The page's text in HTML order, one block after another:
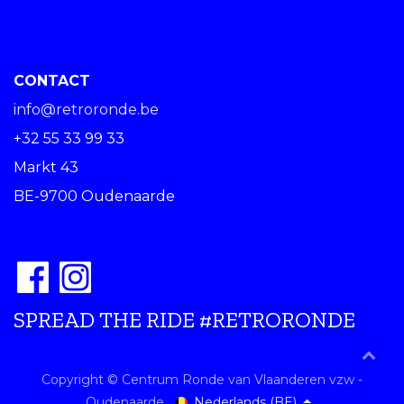
CONTACT
info@retroronde.be
+32 55 33 99 33
Markt 43
BE-9700 Oudenaarde
SPREAD THE RIDE #RETRORONDE
Copyright © Centrum Ronde van Vlaanderen vzw -